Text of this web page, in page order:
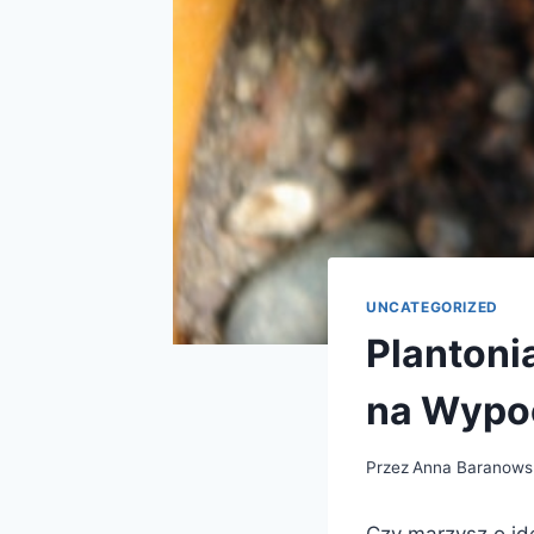
UNCATEGORIZED
na
PrzezAnna